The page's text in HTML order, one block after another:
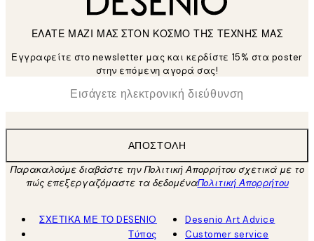
ΕΛΑΤΕ ΜΑΖΙ ΜΑΣ ΣΤΟΝ ΚΟΣΜΟ ΤΗΣ ΤΕΧΝΗΣ ΜΑΣ
Εγγραφείτε στο newsletter μας και κερδίστε 15% στα poster
στην επόμενη αγορά σας!
Ηλεκτρονική Διεύθυνση
ΑΠΟΣΤΟΛΉ
Παρακαλούμε διαβάστε την Πολιτική Απορρήτου σχετικά με το
πώς επεξεργαζόμαστε τα δεδομέναΠολιτική Απορρήτου
ΣΧΕΤΙΚΑ ΜΕ ΤΟ DESENIO
Τύπος
Desenio Art Advice
Customer service